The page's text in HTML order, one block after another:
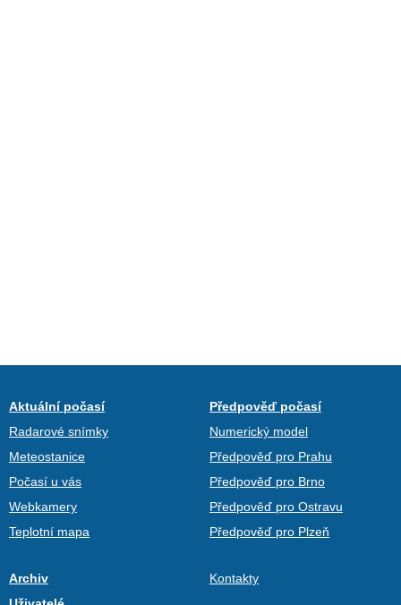
Aktuální počasí
Radarové snímky
Meteostanice
Počasí u vás
Webkamery
Teplotní mapa
Předpověď počasí
Numerický model
Předpověď pro Prahu
Předpověď pro Brno
Předpověď pro Ostravu
Předpověď pro Plzeň
Archiv
Kontakty